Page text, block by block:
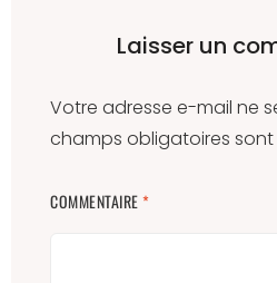
Laisser un
Votre adresse e-mail ne
champs obligatoires
COMMENTAIRE*